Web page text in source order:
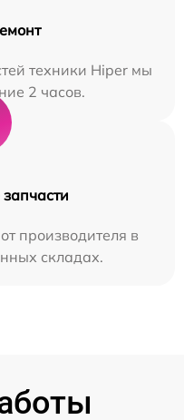
техники Hiper мы
2 часов.
производителя в
складах.